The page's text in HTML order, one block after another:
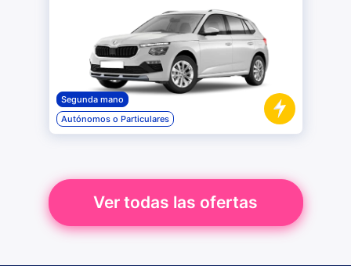
Segunda mano
Autónomos o Particulares
Ver todas las ofertas